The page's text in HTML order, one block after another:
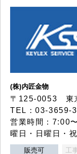
(株)内匠金物
〒125-0053 東
TEL：03-3659-
営業時間：7:00
曜日・日曜日・
販売可 工